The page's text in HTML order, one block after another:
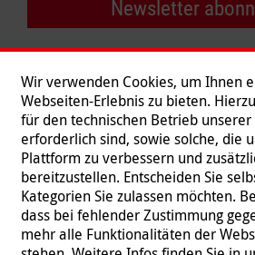
Newsletter
Wir verwenden Cookies, um Ihnen
Webseiten-Erlebnis zu bieten.
für den technischen Betrieb unserer
erforderlich sind, sowie solche, die
Plattform zu verbessern und
bereitzustellen. Entscheiden Sie
Kategorien Sie zulassen möchten.
dass bei fehlender Zustimmung
mehr alle Funktionalitäten der